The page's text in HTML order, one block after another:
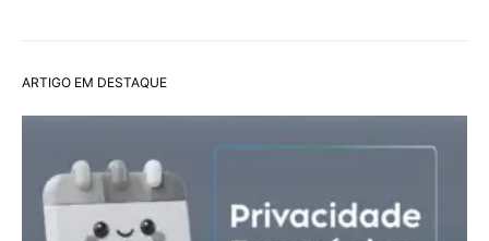
ARTIGO EM DESTAQUE